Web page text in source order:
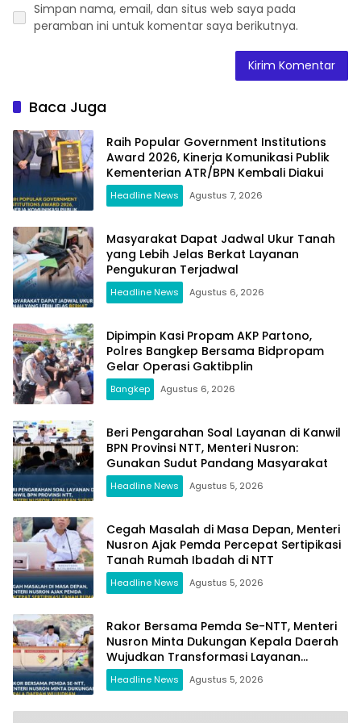
Simpan nama, email, dan situs web saya pada
peramban ini untuk komentar saya berikutnya.
Baca Juga
Raih Popular Government Institutions
Award 2026, Kinerja Komunikasi Publik
Kementerian ATR/BPN Kembali Diakui
Headline News Agustus 7, 2026
Masyarakat Dapat Jadwal Ukur Tanah
yang Lebih Jelas Berkat Layanan
Pengukuran Terjadwal
Headline News Agustus 6, 2026
Dipimpin Kasi Propam AKP Partono,
Polres Bangkep Bersama Bidpropam
Gelar Operasi Gaktibplin
Bangkep Agustus 6, 2026
Beri Pengarahan Soal Layanan di Kanwil
BPN Provinsi NTT, Menteri Nusron:
Gunakan Sudut Pandang Masyarakat
Headline News Agustus 5, 2026
Cegah Masalah di Masa Depan, Menteri
Nusron Ajak Pemda Percepat Sertipikasi
Tanah Rumah Ibadah di NTT
Headline News Agustus 5, 2026
Rakor Bersama Pemda Se-NTT, Menteri
Nusron Minta Dukungan Kepala Daerah
Wujudkan Transformasi Layanan
Pertanahan
Headline News Agustus 5, 2026